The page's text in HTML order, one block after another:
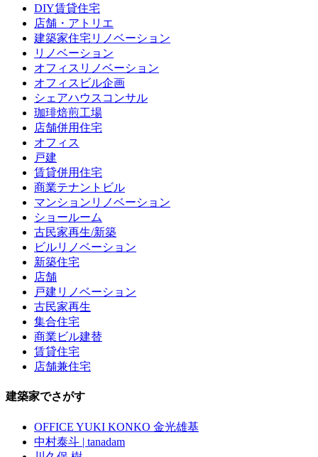
DIY賃貸住宅
店舗・アトリエ
建築家住宅リノベーション
リノベーション
オフィスリノベーション
オフィスビル企画
シェアハウスコンサル
珈琲焙煎工場
店舗併用住宅
オフィス
戸建
賃貸併用住宅
商業テナントビル
マンションリノベーション
ショールーム
古民家再生/新築
ビルリノベーション
新築住宅
店舗
戸建リノベーション
古民家再生
集合住宅
商業ビル建替
賃貸住宅
店舗兼住宅
建築家でさがす
OFFICE YUKI KONKO 金光雄基
中村泰斗 | tanadam